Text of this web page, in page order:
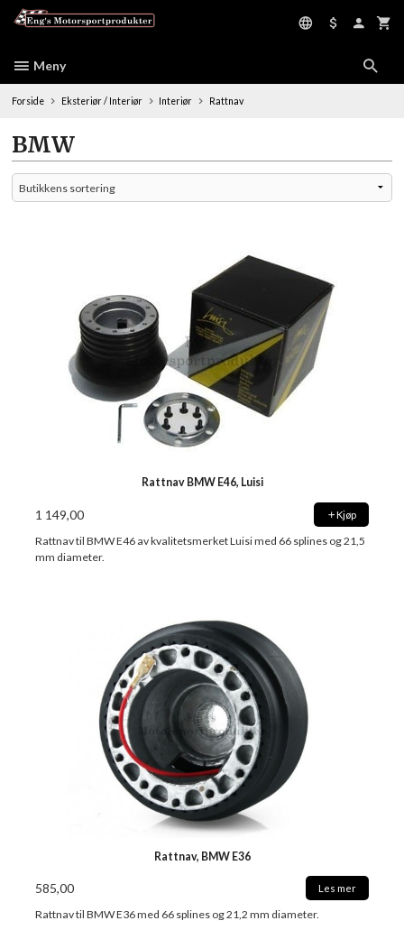
Meny
Forside Eksteriør / Interiør Interiør Rattnav
BMW
Rattnav BMW E46, Luisi
1 149,00 Kjøp
Rattnav til BMW E46 av kvalitetsmerket Luisi med 66 splines og 21,5
mm diameter.
Rattnav, BMW E36
585,00 Les mer
Rattnav til BMW E36 med 66 splines og 21,2 mm diameter.